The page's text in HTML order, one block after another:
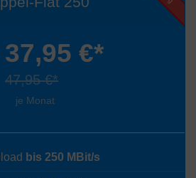
€*
47,95 €*
je Monat
bis 250 MBit/s